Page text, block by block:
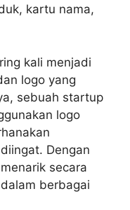
kartu nama,
kali menjadi
logo yang
sebuah startup
logo
Dengan
secara
berbagai